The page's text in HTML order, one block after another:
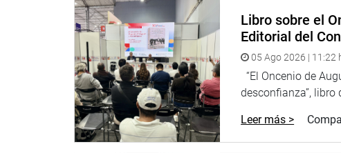
Redacción: Equipo de Comunicaciones CCPC.
Libro sobre el
Editorial del
05 Ago 2026 | 11:22
“El Oncenio de
desconfianza”, libro
Leer más >